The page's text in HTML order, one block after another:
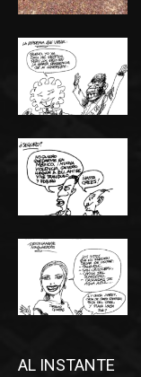
AL INSTANTE